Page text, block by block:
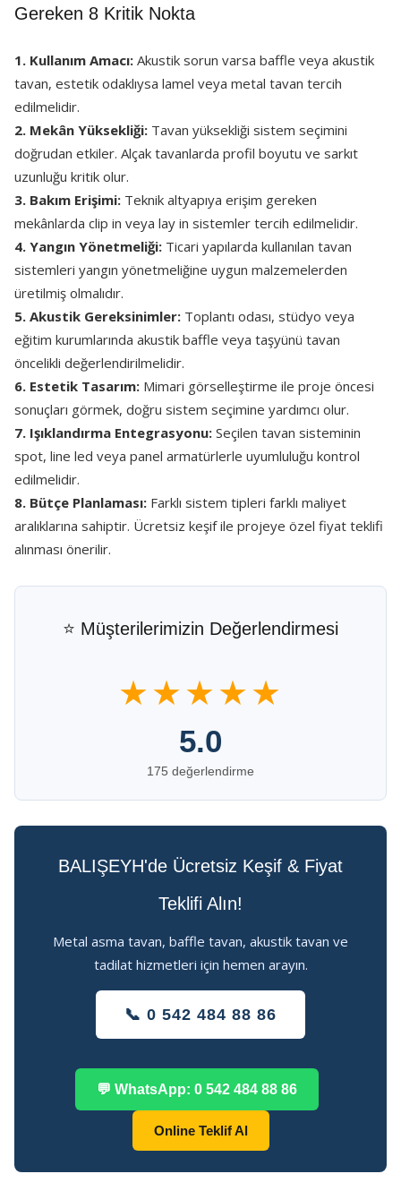
Gereken 8 Kritik Nokta
1. Kullanım Amacı: Akustik sorun varsa baffle veya akustik
tavan, estetik odaklıysa lamel veya metal tavan tercih
edilmelidir.
2. Mekân Yüksekliği: Tavan yüksekliği sistem seçimini
doğrudan etkiler. Alçak tavanlarda profil boyutu ve sarkıt
uzunluğu kritik olur.
3. Bakım Erişimi: Teknik altyapıya erişim gereken
mekânlarda clip in veya lay in sistemler tercih edilmelidir.
4. Yangın Yönetmeliği: Ticari yapılarda kullanılan tavan
sistemleri yangın yönetmeliğine uygun malzemelerden
üretilmiş olmalıdır.
5. Akustik Gereksinimler: Toplantı odası, stüdyo veya
eğitim kurumlarında akustik baffle veya taşyünü tavan
öncelikli değerlendirilmelidir.
6. Estetik Tasarım: Mimari görselleştirme ile proje öncesi
sonuçları görmek, doğru sistem seçimine yardımcı olur.
7. Işıklandırma Entegrasyonu: Seçilen tavan sisteminin
spot, line led veya panel armatürlerle uyumluluğu kontrol
edilmelidir.
8. Bütçe Planlaması: Farklı sistem tipleri farklı maliyet
aralıklarına sahiptir. Ücretsiz keşif ile projeye özel fiyat teklifi
alınması önerilir.
⭐ Müşterilerimizin Değerlendirmesi
★★★★★
5.0
175 değerlendirme
BALIŞEYH'de Ücretsiz Keşif & Fiyat
Teklifi Alın!
Metal asma tavan, baffle tavan, akustik tavan ve
tadilat hizmetleri için hemen arayın.
📞 0 542 484 88 86
💬 WhatsApp: 0 542 484 88 86
Online Teklif Al